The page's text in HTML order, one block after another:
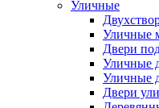
Уличные
Уличные
Двери
Уличные
Уличные
Двери